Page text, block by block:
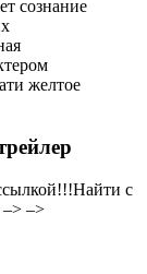
сознание
желтое
с
–>